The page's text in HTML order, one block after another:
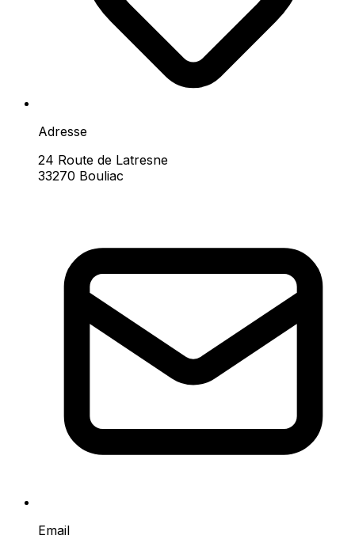
Adresse
24 Route de Latresne
33270 Bouliac
Email